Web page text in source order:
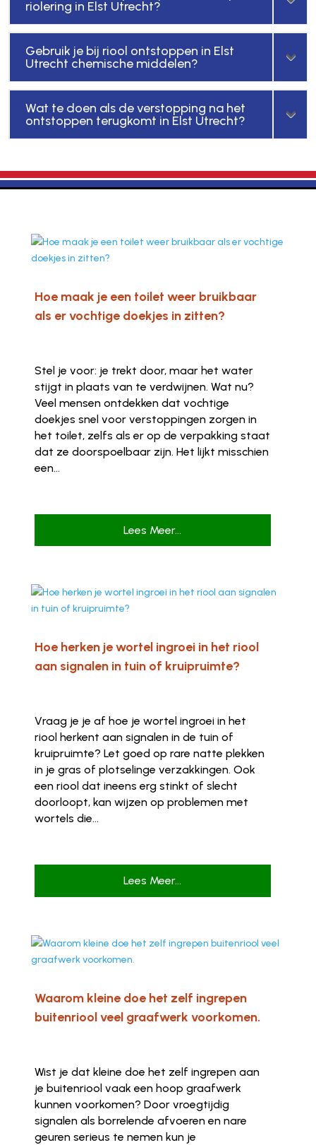
riolering in Elst Utrecht?
Gebruik je bij riool ontstoppen in Elst
Utrecht chemische middelen?
Wat te doen als de verstopping na het
ontstoppen terugkomt in Elst Utrecht?
Hoe maak je een toilet weer bruikbaar
als er vochtige doekjes in zitten?
Stel je voor: je trekt door, maar het water
stijgt in plaats van te verdwijnen. Wat nu?
Veel mensen ontdekken dat vochtige
doekjes snel voor verstoppingen zorgen in
het toilet, zelfs als er op de verpakking staat
dat ze doorspoelbaar zijn. Het lijkt misschien
een...
Lees Meer...
Hoe herken je wortel ingroei in het riool
aan signalen in tuin of kruipruimte?
Vraag je je af hoe je wortel ingroei in het
riool herkent aan signalen in de tuin of
kruipruimte? Let goed op rare natte plekken
in je gras of plotselinge verzakkingen. Ook
een riool dat ineens erg stinkt of slecht
doorloopt, kan wijzen op problemen met
wortels die...
Lees Meer...
Waarom kleine doe het zelf ingrepen
buitenriool veel graafwerk voorkomen.
Wist je dat kleine doe het zelf ingrepen aan
je buitenriool vaak een hoop graafwerk
kunnen voorkomen? Door vroegtijdig
signalen als borrelende afvoeren en nare
geuren serieus te nemen kun je